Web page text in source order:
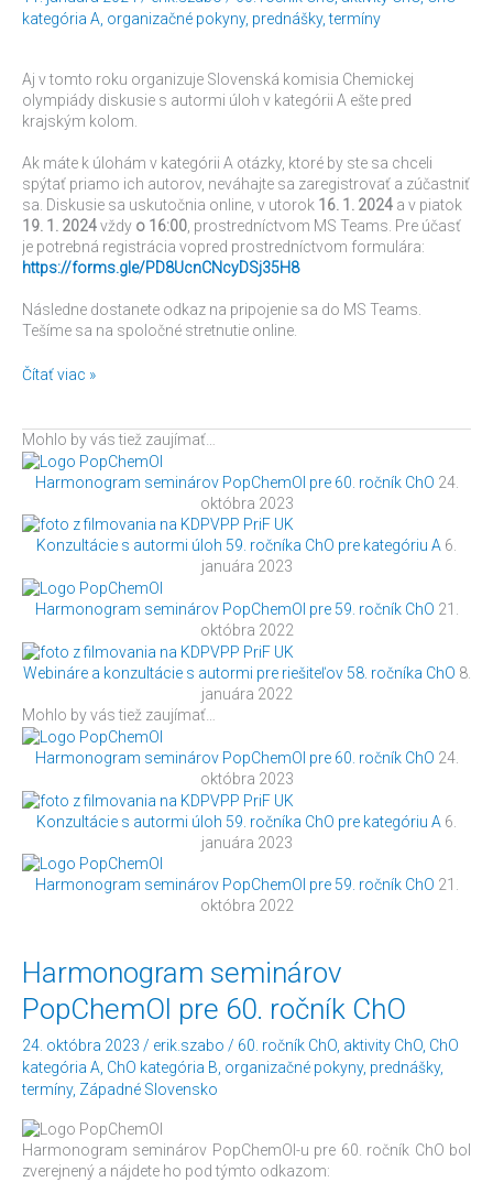
kategória A organizačné pokyny, prednášky,termíny
Aj v tomto roku organizuje Slovenská komisia Chemickej
olympiády diskusie s autormi úloh v kategórii A ešte pred
krajským kolom.
Ak máte k úlohám v kategórii A otázky, ktoré by ste sa chceli
spýtať priamo ich autorov, neváhajte sa zaregistrovať a zúčastniť
sa. Diskusie sa uskutočnia online, v utorok 16. 1. 2024 a v piatok
19. 1. 2024vždy o 16:00 , prostredníctvom MS Teams. Pre účasť
je potrebná registrácia vopred prostredníctvom formulára:
https://forms.gle/PD8UcnCNcyDSj35H8
Následne dostanete odkaz na pripojenie sa do MS Teams.
Tešíme sa na spoločné stretnutie online.
ročníka
kategóriu
A
Čítať viac »
Mohlo by vás tiež zaujímať…
Harmonogram seminárov PopChemOl pre 60. ročník ChO 24.
októbra 2023
Konzultácie s autormi úloh 59. ročníka ChO pre kategóriu A 6.
januára 2023
Harmonogram seminárov PopChemOl pre 59. ročník ChO 21.
októbra 2022
Webináre a konzultácie s autormi pre riešiteľov 58. ročníka ChO 8.
januára 2022
Mohlo by vás tiež zaujímať…
Harmonogram seminárov PopChemOl pre 60. ročník ChO 24.
októbra 2023
Konzultácie s autormi úloh 59. ročníka ChO pre kategóriu A 6.
januára 2023
Harmonogram seminárov PopChemOl pre 59. ročník ChO 21.
októbra 2022
Harmonogram seminárov
PopChemOl pre 60. ročník ChO
24. októbra 2023 / erik.szabo / 60. ročník ChO aktivity ChO ChO
kategória A ChO kategória B organizačné pokyny, prednášky,
termíny, Západné Slovensko
Harmonogram seminárov PopChemOl-u pre 60. ročník ChO bol
zverejnený a nájdete ho pod týmto odkazom:
Harmonogram
seminárov
PopChemOl
60.
ročník
ChO